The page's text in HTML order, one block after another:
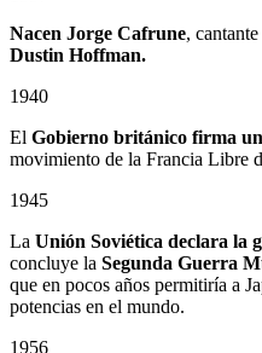
Nacen Jorge Cafrune,
Dustin Hoffman.
1940
El Gobierno británico firma
movimiento de la Francia Libre
1945
La Unión Soviética declara la
concluye la Segunda Guerra
que en pocos años permitiría a
potencias en el mundo.
1956